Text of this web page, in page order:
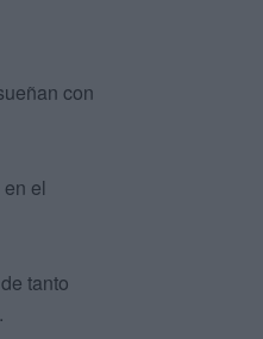
con
el
tanto
.